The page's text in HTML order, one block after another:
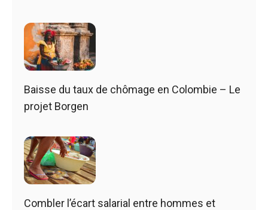
Baisse du taux de chômage en Colombie – Le
projet Borgen
Combler l’écart salarial entre hommes et